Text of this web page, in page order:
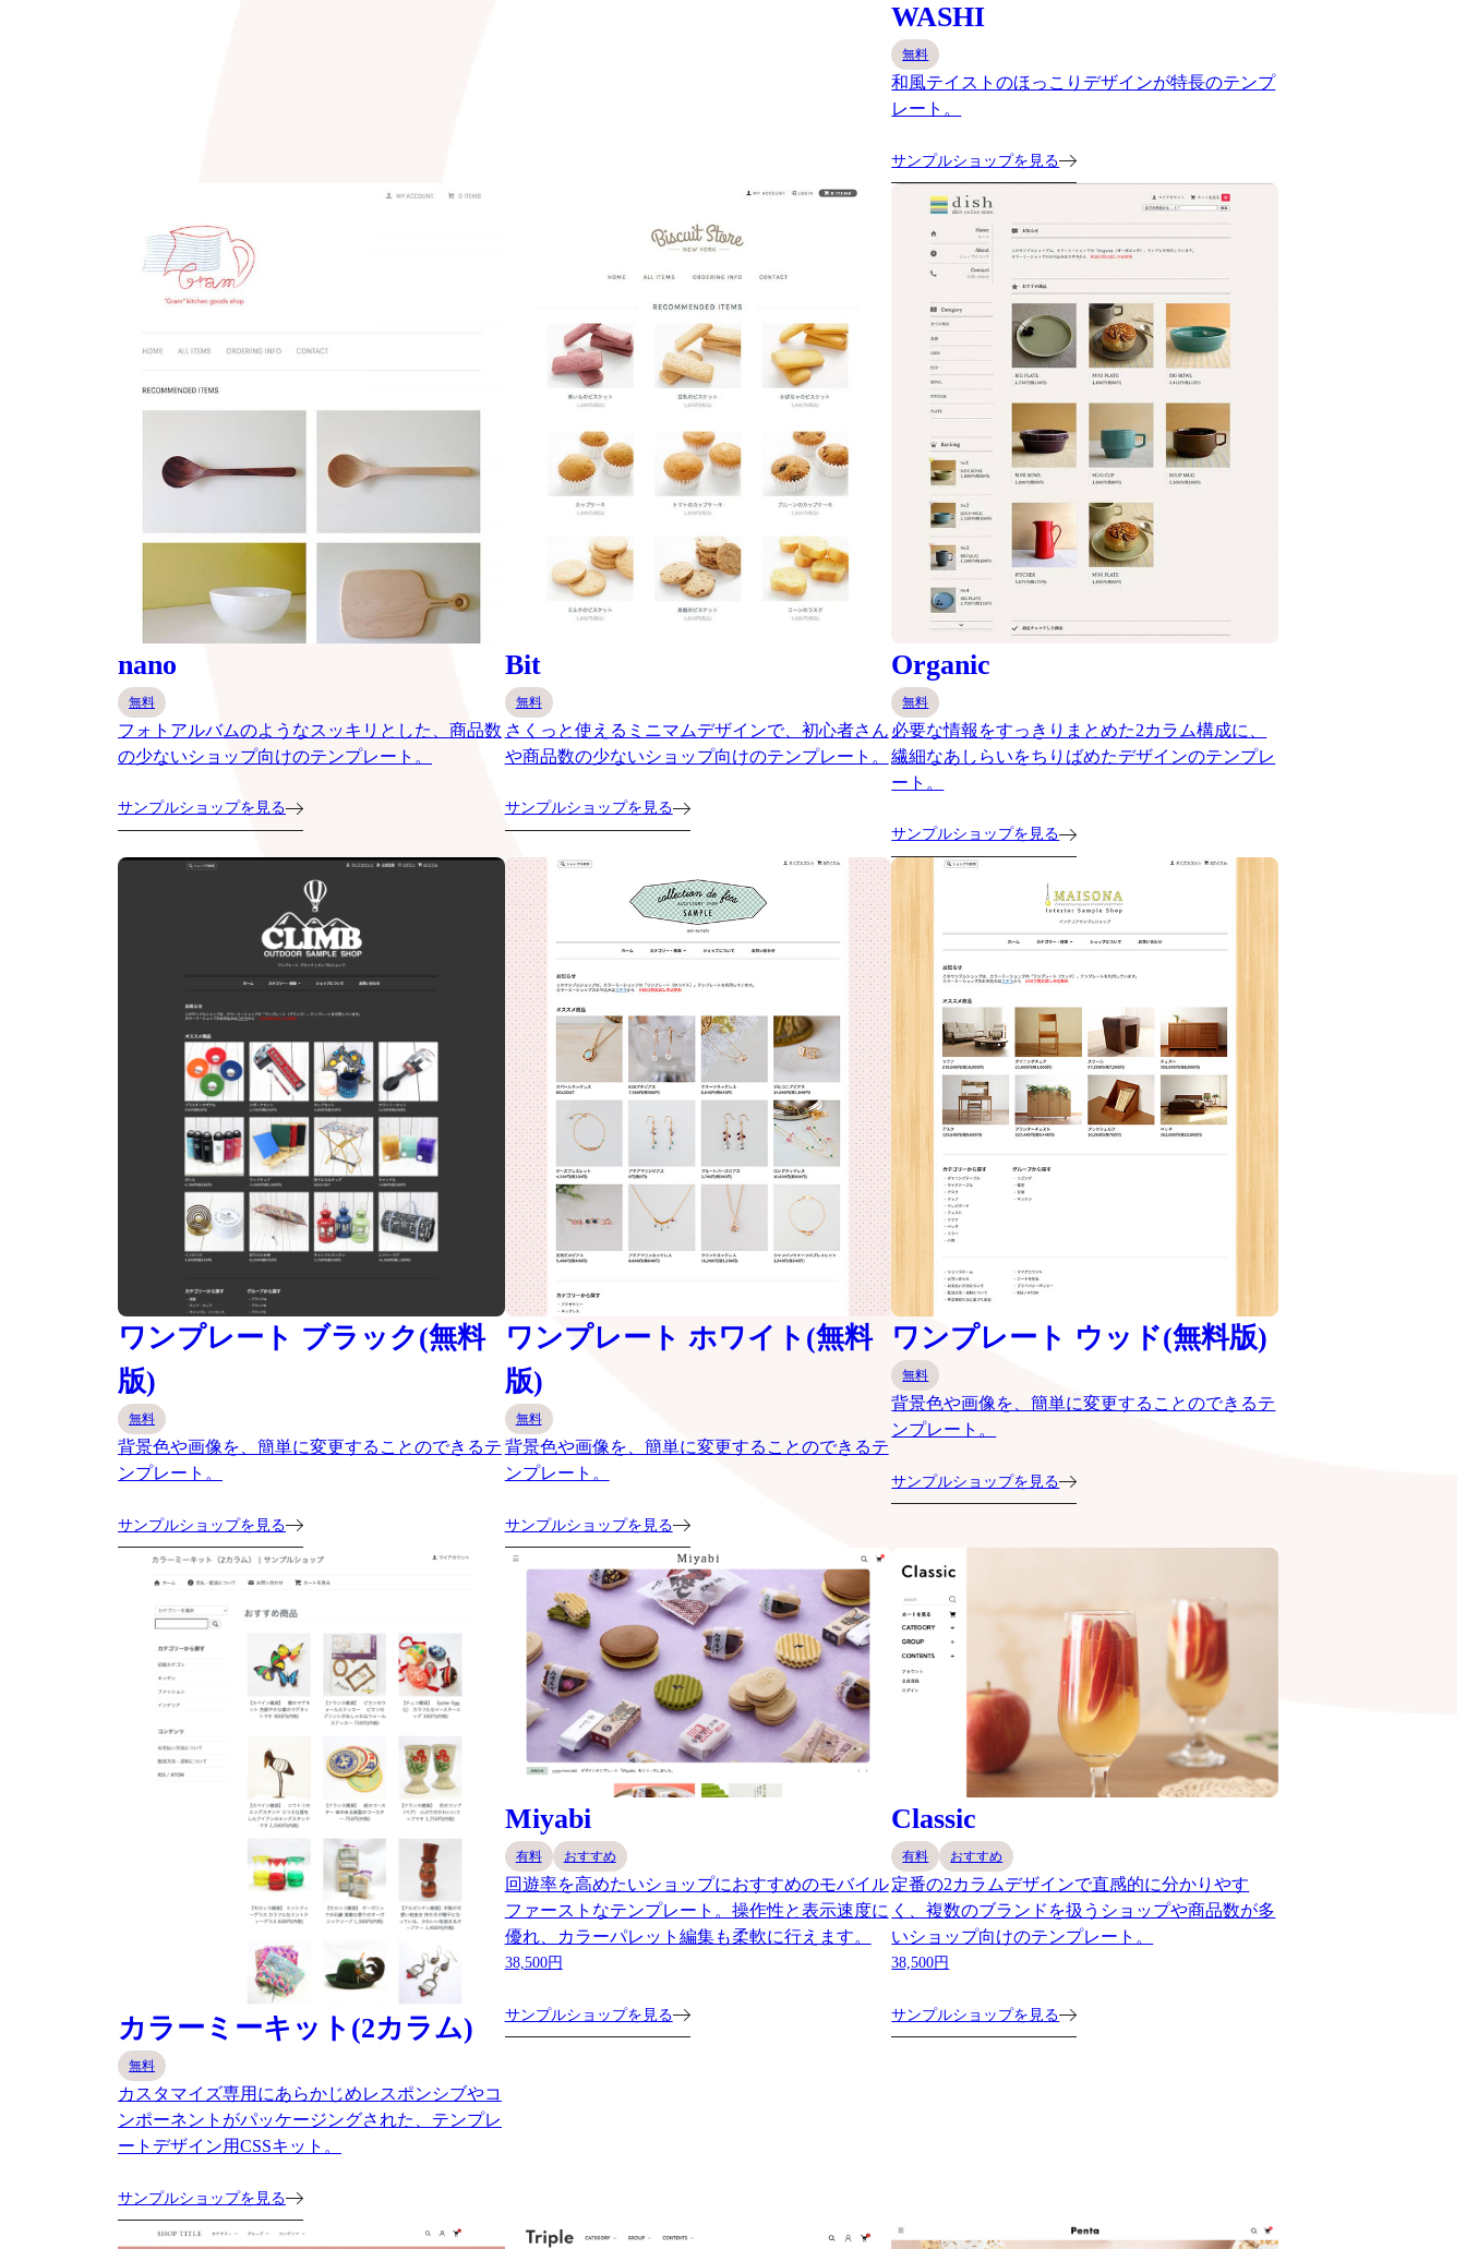
WASHI
無料
和風テイストのほっこりデザインが特長のテンプ
レート。
サンプルショップを見る
nano
無料
フォトアルバムのようなスッキリとした、商品数
の少ないショップ向けのテンプレート。
サンプルショップを見る
Bit
無料
さくっと使えるミニマムデザインで、初心者さん
や商品数の少ないショップ向けのテンプレート。
サンプルショップを見る
Organic
無料
必要な情報をすっきりまとめた2カラム構成に、
繊細なあしらいをちりばめたデザインのテンプレ
ート。
サンプルショップを見る
ワンプレート ブラック(無料
版)
無料
背景色や画像を、簡単に変更することのできるテ
ンプレート。
サンプルショップを見る
ワンプレート ホワイト(無料
版)
無料
背景色や画像を、簡単に変更することのできるテ
ンプレート。
サンプルショップを見る
ワンプレート ウッド(無料版)
無料
背景色や画像を、簡単に変更することのできるテ
ンプレート。
サンプルショップを見る
カラーミーキット(2カラム)
無料
カスタマイズ専用にあらかじめレスポンシブやコ
ンポーネントがパッケージングされた、テンプレ
ートデザイン用CSSキット。
サンプルショップを見る
Miyabi
有料 おすすめ
回遊率を高めたいショップにおすすめのモバイル
ファーストなテンプレート。操作性と表示速度に
優れ、カラーパレット編集も柔軟に行えます。
38,500円
サンプルショップを見る
Classic
有料 おすすめ
定番の2カラムデザインで直感的に分かりやす
く、複数のブランドを扱うショップや商品数が多
いショップ向けのテンプレート。
38,500円
サンプルショップを見る